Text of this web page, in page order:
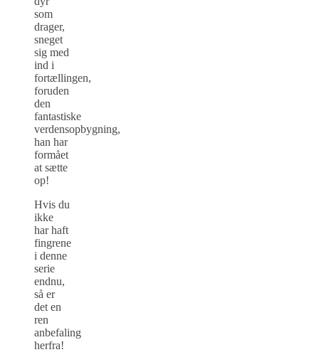
som
drager,
sneget
sig med
ind i
fortællingen,
foruden
den
fantastiske
verdensopbygning,
han har
formået
at sætte
op!
Hvis du
ikke
har haft
fingrene
i denne
serie
endnu,
så er
det en
ren
anbefaling
herfra!